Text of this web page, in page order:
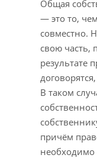
Общая
— это то,
совместно.
свою часть,
результате
В таком
причём
необходимо